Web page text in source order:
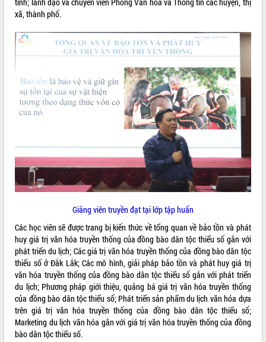
LIÊN KẾT WEB
THỐNG KÊ TRUY CẬP
Hôm nay: 8410
Tất cả: 66053733
tỉnh; lãnh đạo và chuyên viên Phòng Văn hóa và Thông tin các huyện, thị
xã, thành phố.
Giảng viên truyền đạt tại lớp tập huấn
Các học viên sẽ được trang bị kiến thức về tổng quan về bảo tồn và phát
huy giá trị văn hóa truyền thống của đồng bào dân tộc thiểu số gắn với
phát triển du lịch; Các giá trị văn hóa truyền thống của đồng bào dân tộc
thiểu số ở Đắk Lắk; Các mô hình, giải pháp bảo tồn và phát huy giá trị
văn hóa truyền thống của đồng bào dân tộc thiểu số gắn với phát triển
du lịch; Phương pháp giới thiệu, quảng bá giá trị văn hóa truyền thống
của đồng bào dân tộc thiểu số; Phát triển sản phẩm du lịch văn hóa dựa
trên giá trị văn hóa truyền thống của đồng bào dân tộc thiểu số;
Marketing du lịch văn hóa gắn với giá trị văn hóa truyền thống của đồng
bào dân tộc thiểu số.